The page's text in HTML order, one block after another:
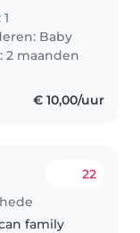
baby heeft
aard, dus
hebt
Baby
2 maanden
€ 10,00/uur
22
family